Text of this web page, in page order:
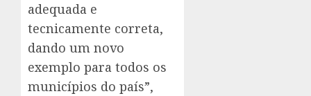
adequada e
tecnicamente correta,
dando um novo
exemplo para todos os
municípios do país”,